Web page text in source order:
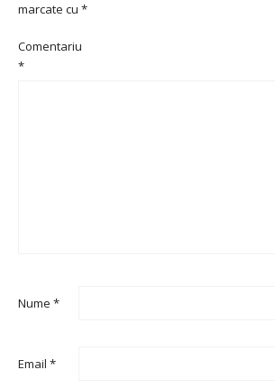
marcate cu *
Comentariu
*
Nume *
Email *